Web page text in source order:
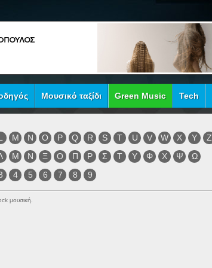
Μουσικό ταξίδι Green Music Tech
M N O P Q R S T U V W X Y
Z
Μ Ν Ξ Ο Π Ρ Σ Τ Υ Φ Χ Ψ
Ω
4 5 6 7 8 9
μουσική.